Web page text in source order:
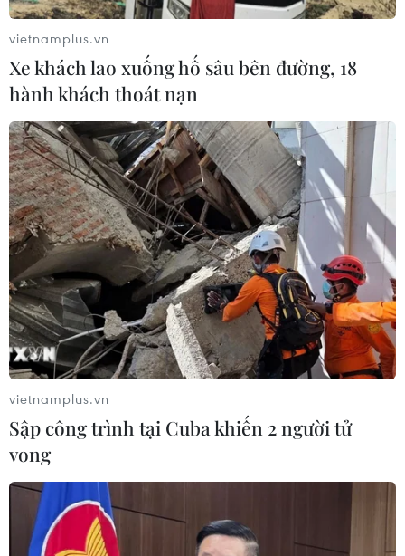
Đẩy mạnh tìm kiếm, quy tập
hài cốt liệt sỹ tại Thành phố Hồ Chí Minh
07/07/2026 22:41
Ban Chỉ đạo quốc gia yêu cầu tiếp tục triển khai quyết
liệt công tác tìm kiếm tại Công viên Lê Thị Riêng và trên
địa bàn TP Hồ Chí Minh, bảo đảm không để sót hài cốt
liệt sỹ.
Huy động toàn dân tham gia công tác tìm
kiếm, quy tập hài cốt liệt sỹ
vietnamplus.vn
Xe khách lao xuống hố sâu bên đường, 18
hành khách thoát nạn
vietnamplus.vn
Sập công trình tại Cuba khiến 2 người tử
vong